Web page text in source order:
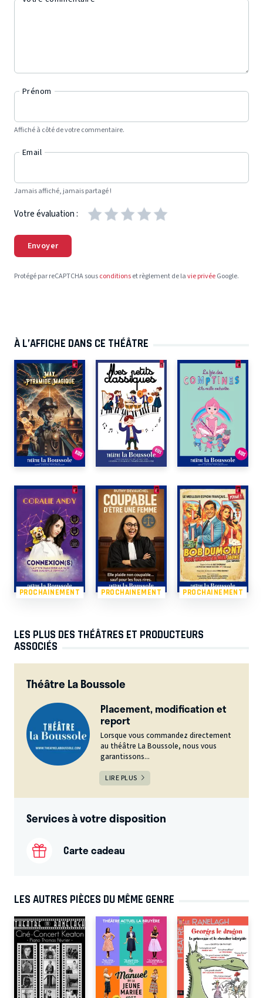
Prénom
Affiché à côté de votre commentaire.
Email
Jamais affiché, jamais partagé !
Votre évaluation :
Envoyer
Protégé par reCAPTCHA sousconditionset règlement de lavie privéeGoogle.
À L’AFFICHE DANS CE THÉÂTRE
PROCHAINEMENT PROCHAINEMENT PROCHAINEMENT
LES PLUS DES THÉÂTRES ET PRODUCTEURS
ASSOCIÉS
Théâtre La Boussole
Placement, modification et
report
Lorsque vous commandez directement
au théâtre La Boussole, nous vous
garantissons...
LIRE PLUS
Services à votre disposition
Carte cadeau
LES AUTRES PIÈCES DU MÊME GENRE